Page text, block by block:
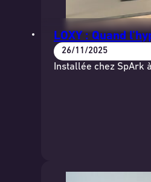
LOXY : Quand
26/11/2025
Installée chez SpArk